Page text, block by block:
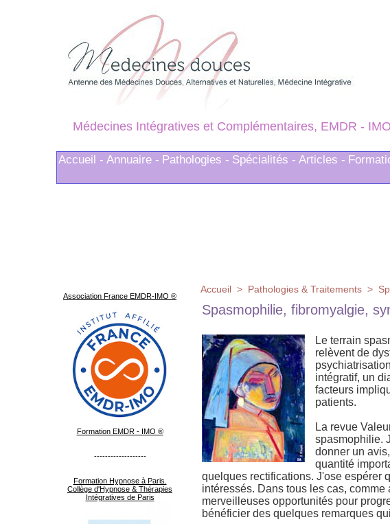
Médecines Intégratives et Complémentaires, EMDR -
Accueil - Annuaire - Pathologies - Spécialités - Articles -
Association France EMDR-IMO ®
Formation EMDR - IMO ®
-------------------
Formation Hypnose à Paris.
Collège d'Hypnose & Thérapies
Intégratives de Paris
Accueil > Pathologies & Traitements >
Spasmophilie, fibromyalgie,
Le terrain
relèvent de
intégratif, un
facteurs
patients.
La revue
spasmophilie.
donner un
quantité
quelques rectifications. J'ose espérer
intéressés. Dans tous les cas,
merveilleuses opportunités pour
bénéficier des quelques remarques